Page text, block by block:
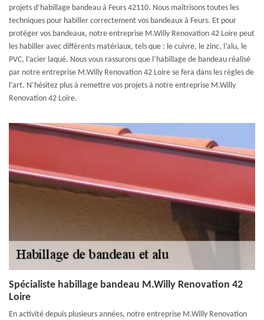
projets d’habillage bandeau à Feurs 42110. Nous maîtrisons toutes les
techniques pour habiller correctement vos bandeaux à Feurs. Et pour
protéger vos bandeaux, notre entreprise M.Willy Renovation 42 Loire peut
les habiller avec différents matériaux, tels que : le cuivre, le zinc, l’alu, le
PVC, l’acier laqué. Nous vous rassurons que l’habillage de bandeau réalisé
par notre entreprise M.Willy Renovation 42 Loire se fera dans les règles de
l’art. N’hésitez plus à remettre vos projets à notre entreprise M.Willy
Renovation 42 Loire.
Spécialiste habillage bandeau M.Willy Renovation 42
Loire
En activité depuis plusieurs années, notre entreprise M.Willy Renovation